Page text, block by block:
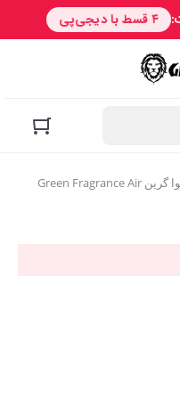
/ خوش بو کننده هوا گرین Green Fragrance Air